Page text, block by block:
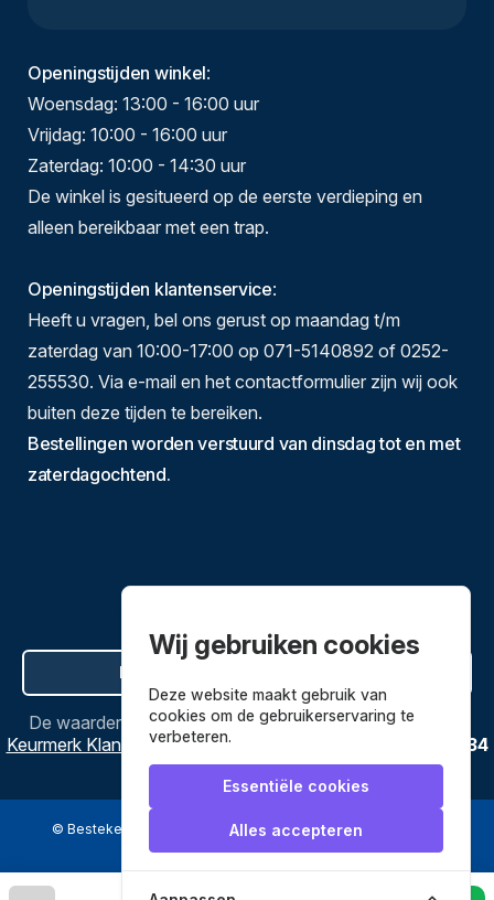
Openingstijden winkel:
Woensdag: 13:00 - 16:00 uur
Vrijdag: 10:00 - 16:00 uur
Zaterdag: 10:00 - 14:30 uur
De winkel is gesitueerd op de eerste verdieping en
alleen bereikbaar met een trap.
Openingstijden klantenservice:
Heeft u vragen, bel ons gerust op maandag t/m
zaterdag van 10:00-17:00 op 071-5140892 of 0252-
255530. Via e-mail en het contactformulier zijn wij ook
buiten deze tijden te bereiken.
Bestellingen worden verstuurd van dinsdag tot en met
zaterdagochtend.
Hier de overeenkomst ontbinden
De waardering vanBestekenpannen.nlbijWebwinkel
Keurmerk Klantbeoordelingen
3634
reviews.
© Bestekenpannen.nl 2026 een webshop van
Wij gebruiken cookies
Deze website maakt gebruik van
cookies om de gebruikerservaring te
verbeteren.
Essentiële cookies
Alles accepteren